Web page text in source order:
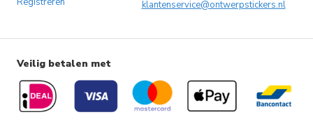
klantenservice@ontwerpstickers.nl
Veilig betalen met